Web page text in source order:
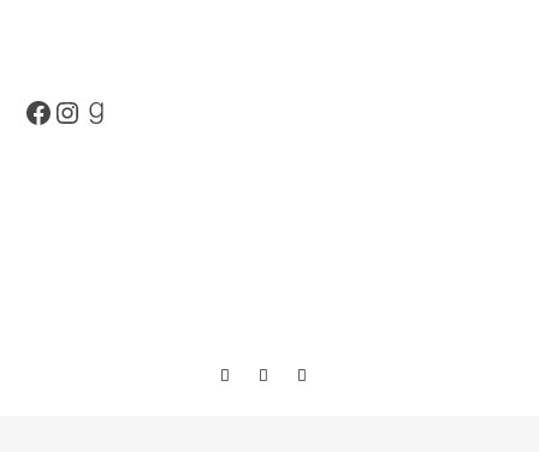
Facebook
Instagram
Goodreads